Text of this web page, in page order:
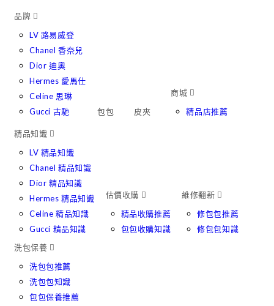
Skip品牌
LV 路易威登
Chanel 香奈兒
Dior 迪奧
Hermes 愛馬仕
Celine 思琳
Gucci 古馳
包包 皮夾
商城
精品店推薦
精品知識
LV 精品知識
Chanel 精品知識
Dior 精品知識
Hermes 精品知識
Celine 精品知識
Gucci 精品知識
估價收購
精品收購推薦
包包收購知識
維修翻新
修包包推薦
修包包知識
洗包保養
洗包包推薦
洗包包知識
包包保養推薦